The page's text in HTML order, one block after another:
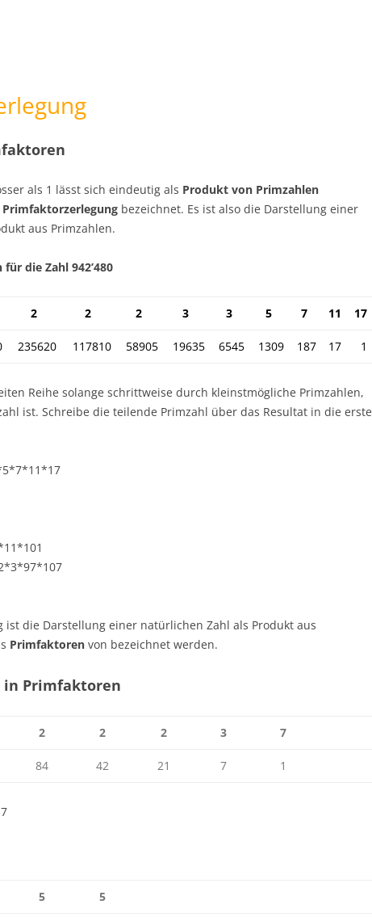
als 1 lässt sich eindeutig als Produkt von Primzahlen
Primfaktorzerlegung bezeichnet. Es ist also die Darstellung einer
aus Primzahlen.
die Zahl 942’480
2 2 2 3 3 5 7 11 17
235620 117810 58905 19635 6545 1309 187 17 1
Reihe solange schrittweise durch kleinstmögliche Primzahlen,
ist. Schreibe die teilende Primzahl über das Resultat in die erste
ist die Darstellung einer natürlichen Zahl als Produkt aus
Primfaktoren von bezeichnet werden.
in Primfaktoren
2 2 2 3 7
84 42 21 7 1
5 5